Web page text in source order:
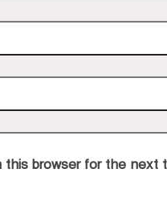
browser for the next